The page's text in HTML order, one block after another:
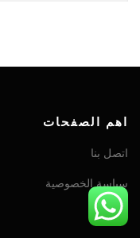
اهم الصفحات
اتصل بنا
سياسة الخصوصية
من نحن